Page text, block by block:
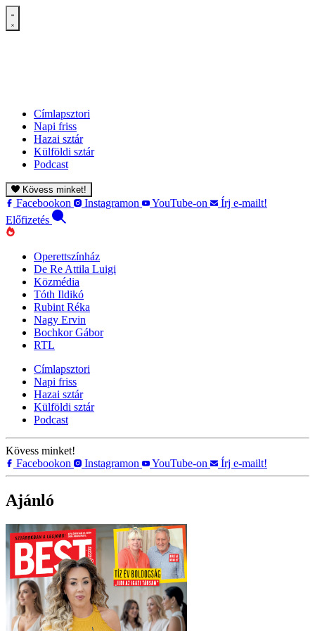
Címlapsztori
Napi friss
Hazai sztár
Külföldi sztár
Podcast
Kövess minket!
Facebookon Instagramon YouTube-on
Írj e-mailt!
Előfizetés
Operettszínház
De Re Attila Luigi
Közmédia
Tóth Ildikó
Rubint Réka
Nagy Ervin
Bochkor Gábor
RTL
Címlapsztori
Napi friss
Hazai sztár
Külföldi sztár
Podcast
Kövess minket!
Facebookon
Instagramon YouTube-on Írj e-mailt!
Ajánló